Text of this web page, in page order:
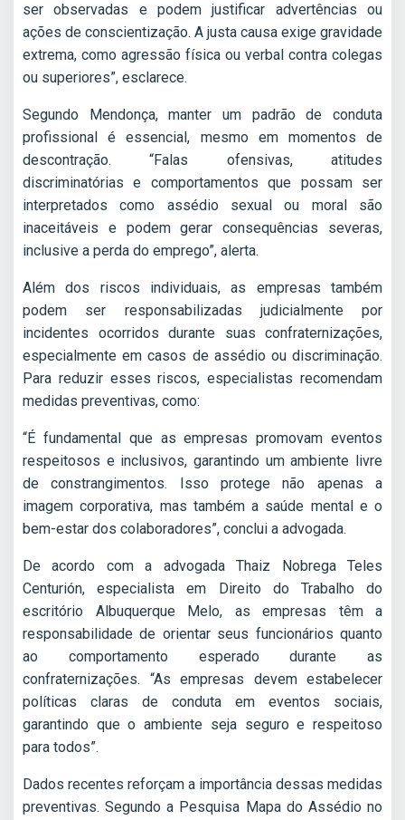
ser observadas e podem justificar advertências ou
ações de conscientização. A justa causa exige gravidade
extrema, como agressão física ou verbal contra colegas
ou superiores”, esclarece.
Segundo Mendonça, manter um padrão de conduta
profissional é essencial, mesmo em momentos de
descontração. “Falas ofensivas, atitudes
discriminatórias e comportamentos que possam ser
interpretados como assédio sexual ou moral são
inaceitáveis e podem gerar consequências severas,
inclusive a perda do emprego”, alerta.
Além dos riscos individuais, as empresas também
podem ser responsabilizadas judicialmente por
incidentes ocorridos durante suas confraternizações,
especialmente em casos de assédio ou discriminação.
Para reduzir esses riscos, especialistas recomendam
medidas preventivas, como:
“É fundamental que as empresas promovam eventos
respeitosos e inclusivos, garantindo um ambiente livre
de constrangimentos. Isso protege não apenas a
imagem corporativa, mas também a saúde mental e o
bem-estar dos colaboradores”, conclui a advogada.
De acordo com a advogada Thaiz Nobrega Teles
Centurión, especialista em Direito do Trabalho do
escritório Albuquerque Melo, as empresas têm a
responsabilidade de orientar seus funcionários quanto
ao comportamento esperado durante as
confraternizações. “As empresas devem estabelecer
políticas claras de conduta em eventos sociais,
garantindo que o ambiente seja seguro e respeitoso
para todos”.
Dados recentes reforçam a importância dessas medidas
preventivas. Segundo a Pesquisa Mapa do Assédio no